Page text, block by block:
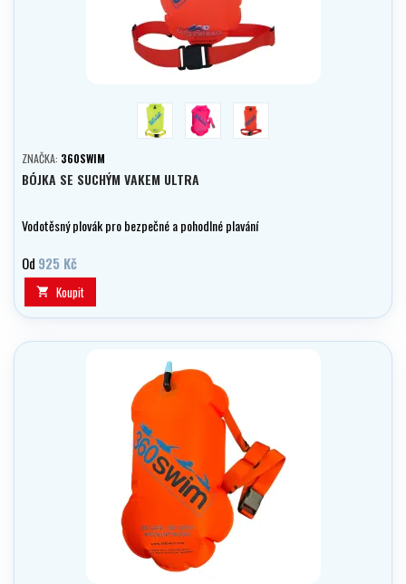
žlutá růžová Oranžová
ZNAČKA: 360SWIM
BÓJKA SE SUCHÝM VAKEM ULTRA
Vodotěsný plovák pro bezpečné a pohodlné plavání
Od 925 Kč
 Koupit